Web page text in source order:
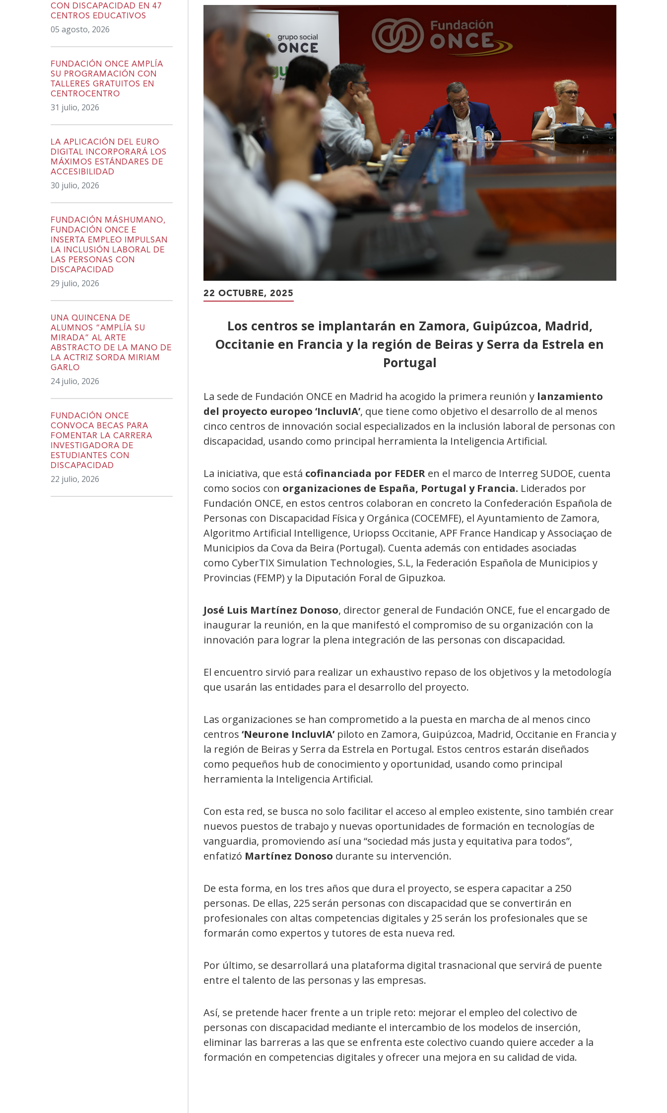
22 OCTUBRE, 2025
Los centros se implantarán en Zamora, Guipúzcoa, Madrid,
Occitanie en Francia y la región de Beiras y Serra da Estrela en
Portugal
La sede de Fundación ONCE en Madrid ha acogido la primera reunión y lanzamiento
del proyecto europeo ‘IncluvIA’, que tiene como objetivo el desarrollo de al menos
cinco centros de innovación social especializados en la inclusión laboral de personas con
discapacidad, usando como principal herramienta la Inteligencia Artificial.
La iniciativa, que está cofinanciada por FEDERen el marco de Interreg SUDOE, cuenta
como socios con organizaciones de España, Portugal y Francia. Liderados por
Fundación ONCE, en estos centros colaboran en concreto la Confederación Española de
Personas con Discapacidad Física y Orgánica (COCEMFE), el Ayuntamiento de Zamora,
Algoritmo Artificial Intelligence, Uriopss Occitanie, APF France Handicap y Associaçao de
Municipios da Cova da Beira (Portugal). Cuenta además con entidades asociadas
como CyberTIX Simulation Technologies, S.L, la Federación Española de Municipios y
Provincias (FEMP) y la Diputación Foral de Gipuzkoa.
José Luis Martínez Donoso, director general de Fundación ONCE, fue el encargado de
inaugurar la reunión, en la que manifestó el compromiso de su organización con la
innovación para lograr la plena integración de las personas con discapacidad.
El encuentro sirvió para realizar un exhaustivo repaso de los objetivos y la metodología
que usarán las entidades para el desarrollo del proyecto.
Las organizaciones se han comprometido a la puesta en marcha de al menos cinco
centros ‘Neurone IncluvIA’piloto en Zamora, Guipúzcoa, Madrid, Occitanie en Francia y
la región de Beiras y Serra da Estrela en Portugal. Estos centros estarán diseñados
como pequeños hub de conocimiento y oportunidad, usando como principal
herramienta la Inteligencia Artificial.
Con esta red, se busca no solo facilitar el acceso al empleo existente, sino también crear
nuevos puestos de trabajo y nuevas oportunidades de formación en tecnologías de
vanguardia, promoviendo así una “sociedad más justa y equitativa para todos”,
enfatizó Martínez Donoso durante su intervención.
De esta forma, en los tres años que dura el proyecto, se espera capacitar a 250
personas. De ellas, 225 serán personas con discapacidad que se convertirán en
profesionales con altas competencias digitales y 25 serán los profesionales que se
formarán como expertos y tutores de esta nueva red.
Por último, se desarrollará una plataforma digital trasnacional que servirá de puente
entre el talento de las personas y las empresas.
Así, se pretende hacer frente a un triple reto: mejorar el empleo del colectivo de
personas con discapacidad mediante el intercambio de los modelos de inserción,
eliminar las barreras a las que se enfrenta este colectivo cuando quiere acceder a la
formación en competencias digitales y ofrecer una mejora en su calidad de vida.
CON DISCAPACIDAD EN 47
CENTROS EDUCATIVOS
05 agosto, 2026
FUNDACIÓN ONCE AMPLÍA
SU PROGRAMACIÓN CON
TALLERES GRATUITOS EN
CENTROCENTRO
31 julio, 2026
LA APLICACIÓN DEL EURO
DIGITAL INCORPORARÁ LOS
MÁXIMOS ESTÁNDARES DE
ACCESIBILIDAD
30 julio, 2026
FUNDACIÓN MÁSHUMANO,
FUNDACIÓN ONCE E
INSERTA EMPLEO IMPULSAN
LA INCLUSIÓN LABORAL DE
LAS PERSONAS CON
DISCAPACIDAD
29 julio, 2026
UNA QUINCENA DE
ALUMNOS “AMPLÍA SU
MIRADA” AL ARTE
ABSTRACTO DE LA MANO DE
LA ACTRIZ SORDA MIRIAM
GARLO
24 julio, 2026
FUNDACIÓN ONCE
CONVOCA BECAS PARA
FOMENTAR LA CARRERA
INVESTIGADORA DE
ESTUDIANTES CON
DISCAPACIDAD
22 julio, 2026